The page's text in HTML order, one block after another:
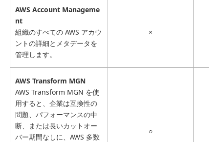
AWS Account Manageme
nt
組織のすべての AWS アカウ
ントの詳細とメタデータを
管理します。
×
AWS Transform MGN
AWS Transform MGN を使
用すると、企業は互換性の
問題、パフォーマンスの中
断、または長いカットオー
バー期間なしに、AWS 多数
○